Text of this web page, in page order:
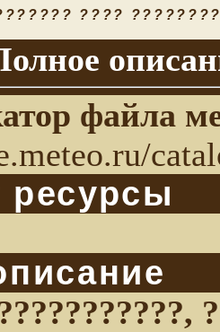
????
файла
ресурсы